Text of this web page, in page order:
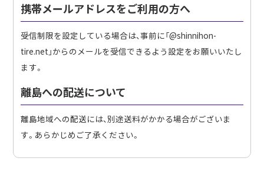
携帯メールアドレスをご利用の方へ
受信制限を設定している場合は、事前に「@shinnihon-
tire.net」からのメールを受信できるよう設定をお願いいたし
ます。
離島への配送について
離島地域への配送には、別途送料がかかる場合がございま
す。あらかじめご了承ください。